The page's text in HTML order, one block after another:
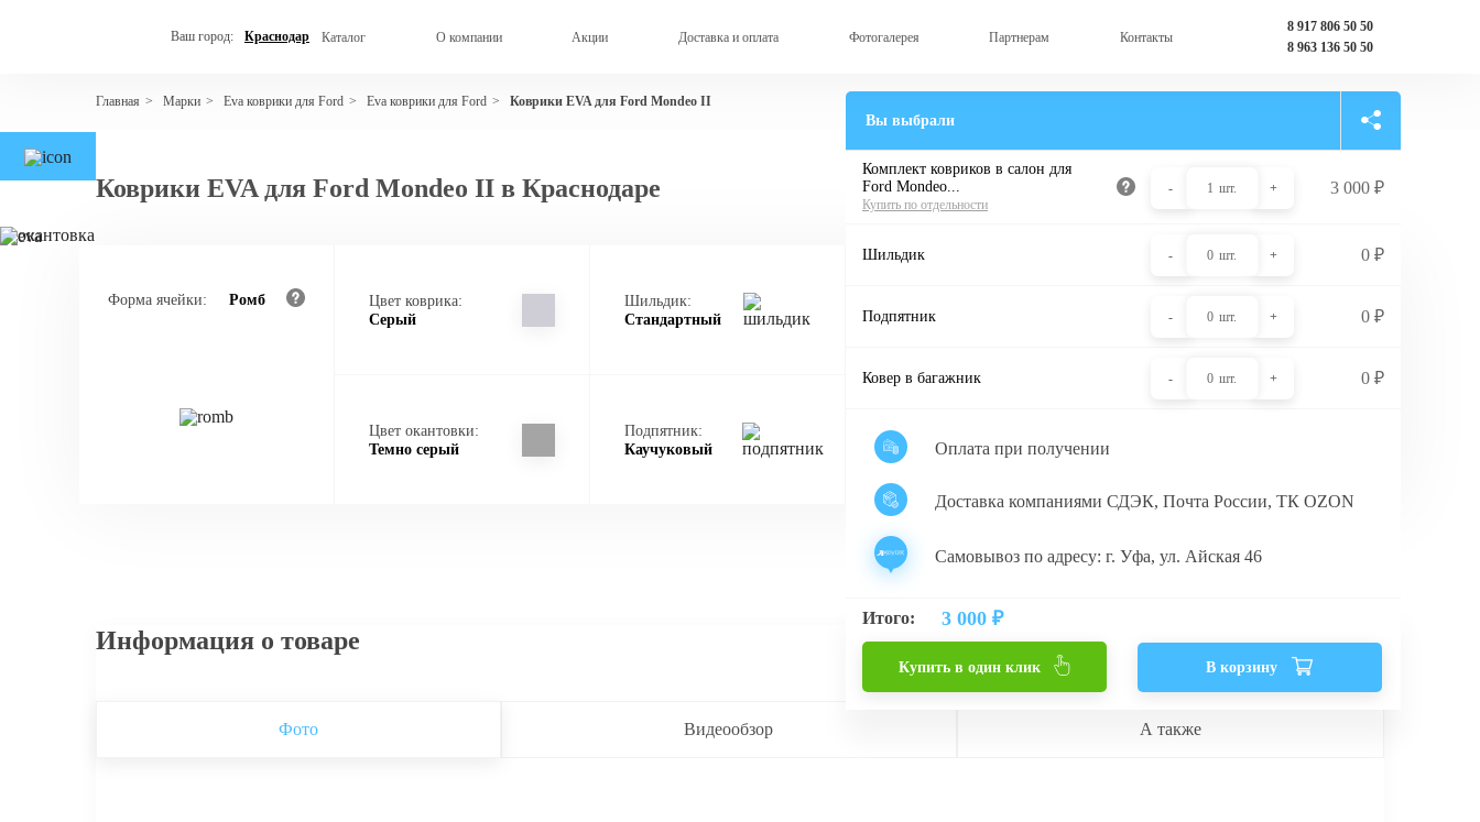
Ваш город: Краснодар Каталог О компании Акции Доставка и оплата Фотогалерея Партнерам Контакты
8 917 806 50 50
8 963 136 50 50
Главная > Марки > Eva коврики для Ford > Eva коврики для Ford > Коврики EVA для Ford Mondeo II
Коврики EVA для Ford Mondeo II в Краснодаре
Форма ячейки: Ромб
Цвет коврика:
Серый
Шильдик:
Стандартный
Цвет окантовки:
Темно серый
Подпятник:
Каучуковый
Вы выбрали
Комплект ковриков в салон для
Ford Mondeo...
Купить по отдельности
- 1 шт. + 3 000₽
Шильдик - 0 шт. + 0₽
Подпятник - 0 шт. + 0₽
Ковер в багажник - 0 шт. + 0₽
Оплата при получении
Доставка компаниями СДЭК, Почта России, ТК OZON
Самовывоз по адресу: г. Уфа, ул. Айская 46
Итого: 3 000 ₽
Купить в один клик В корзину
Информация о товаре
Фото Видеообзор А также